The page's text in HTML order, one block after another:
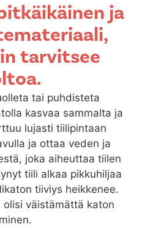
ja
tarvitsee
tai puhdisteta
kasvaa sammalta ja
lujasti tiilipintaan
ja ottaa veden ja
joka aiheuttaa tiilen
tiili alkaa pikkuhiljaa
tiiviys heikkenee.
olisi väistämättä katon